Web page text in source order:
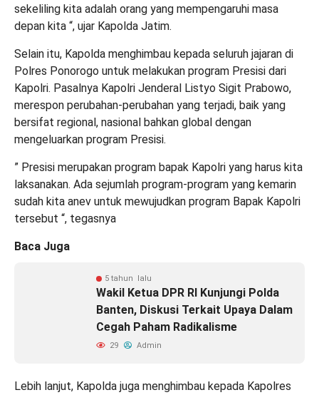
sekeliling kita adalah orang yang mempengaruhi masa
depan kita “, ujar Kapolda Jatim.
Selain itu, Kapolda menghimbau kepada seluruh jajaran di
Polres Ponorogo untuk melakukan program Presisi dari
Kapolri. Pasalnya Kapolri Jenderal Listyo Sigit Prabowo,
merespon perubahan-perubahan yang terjadi, baik yang
bersifat regional, nasional bahkan global dengan
mengeluarkan program Presisi.
” Presisi merupakan program bapak Kapolri yang harus kita
laksanakan. Ada sejumlah program-program yang kemarin
sudah kita anev untuk mewujudkan program Bapak Kapolri
tersebut “, tegasnya
Baca Juga
5 tahun lalu
Wakil Ketua DPR RI Kunjungi Polda
Banten, Diskusi Terkait Upaya Dalam
Cegah Paham Radikalisme
29 Admin
Lebih lanjut, Kapolda juga menghimbau kepada Kapolres